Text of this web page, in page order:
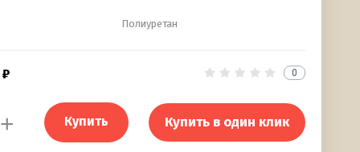
Полиуретан
0
+ Купить Купить в один клик